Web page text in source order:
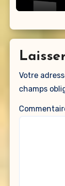
Votre
champs